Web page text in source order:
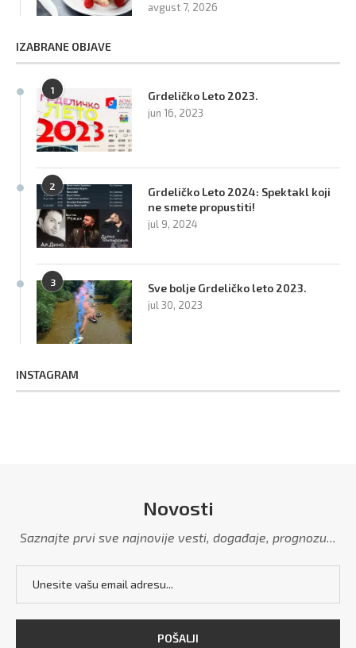
avgust 7, 2026
IZABRANE OBJAVE
1 Grdeličko Leto 2023.
jun 16, 2023
2
Grdeličko Leto 2024: Spektakl koji
ne smete propustiti!
jul 9, 2024
3 Sve bolje Grdeličko leto 2023.
jul 30, 2023
INSTAGRAM
Novosti
Saznajte prvi sve najnovije vesti, događaje, prognozu...